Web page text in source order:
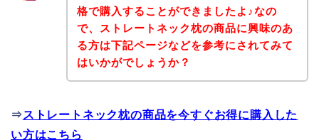
格で購入することができましたよ♪なの
で、ストレートネック枕の商品に興味のあ
る方は下記ページなどを参考にされてみて
はいかがでしょうか？
⇒ ストレートネック枕の商品を今すぐお得に購入した
い方はこちら